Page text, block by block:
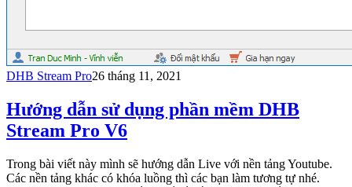
DHB Stream Pro26 tháng 11, 2021
Hướng dẫn sử dụng phần mềm DHB
Stream Pro V6
Trong bài viết này mình sẽ hướng dẫn Live với nền tảng Youtube.
Các nền tảng khác có khóa luồng thì các bạn làm tương tự nhé.